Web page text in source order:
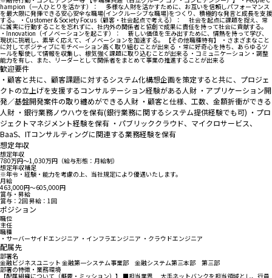
hampion（一人ひとりを活かす）： 多様な人財を活かすために、お互いを信頼しパフォーマンス
を最大限に発揮できる安心安全な職場(インクルーシブな職場)をつくり、積極的な発言と成長を支援
する。 ・Customer & Society Focus（顧客・社会起点で考える）： 社会を起点に課題を捉え、常
に誠実に行動することを忘れずに、社内外の関係者と協創で成果に責任を持って社会に貢献する。
・Innovation（イノベーションを起こす）： 新しい価値を生み出すために、情熱を持って学び、
現状に挑戦し、素早く応えて、イノベーションを加速する。 【その他職種特有】 ・さまざまなこと
に対してポジティブにモチベーション高く取り組むことが出来る ・常に好奇心を持ち、あらゆるツ
ールを駆使して情報を収集し、根気強く課題に取り込むことが出来る ・コミュニケーション・調整
能力を有し、また、リーダーとして関係者をまとめて事業の推進することが出来る
歓迎要件
・顧客と共に、顧客課題に対するシステム化構想企画を策定すると共に、プロジェ
クトの立上げを支援するコンサルテーション経験がある人財 ・アプリケーション開
発／基盤開発案件の取り纏めができる人財 ・顧客と仕様、工数、金額折衝ができる
人財 ・銀行業務ノウハウを保有(銀行業務に関するシステム提供経験でも可) ・プロ
ジェクトマネジメント経験を保有 ・パブリッククラウド、マイクロサービス、
BaaS、ITコンサルティングに関連する業務経験を保有
想定年収
想定年収
780万円〜1,030万円（給与形態：月給制）
想定年収補足
※年令・経験・能力を考慮の上、当社規定により優遇いたします。
月給
463,000円〜605,000円
賞与・昇給
賞与：2回 昇給：1回
ポジション
職位
主任
職種
・サーバーサイドエンジニア ・インフラエンジニア ・クラウドエンジニア
配属先
部署名
金融ビジネスユニット 金融第一システム事業部 金融システム第三本部 第三部
部署の特徴・業務環境
【配属組織について（概要・ミッション）】 ■担当業界 大手ネットバンクを担当領域とし、行員